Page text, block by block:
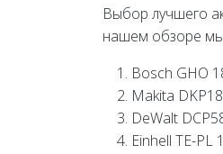
Выбор лучшего
нашем обзоре
Bosch GHO
Makita
DeWalt
Einhell TE-